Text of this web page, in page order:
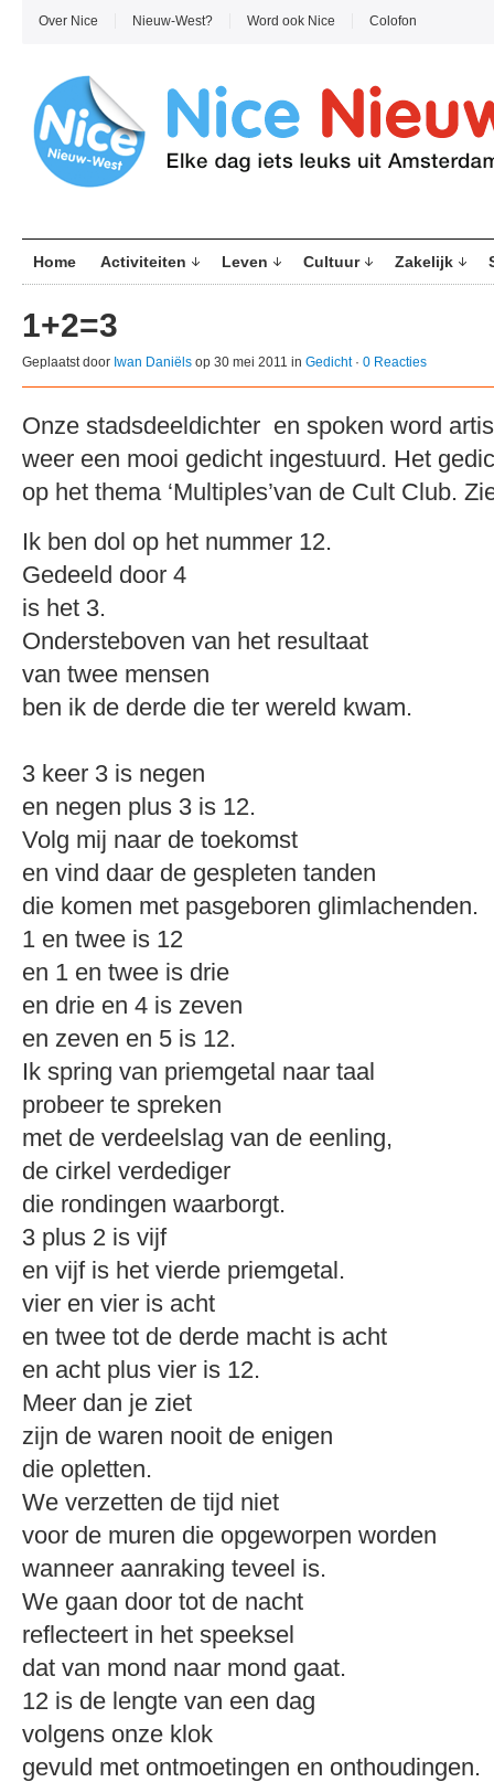
Over Nice Nieuw-West? Word ook Nice Colofon
Home Activiteiten Leven Cultuur Zakelijk
1+2=3
Geplaatst door Iwan Daniëls op 30 mei 2011 in Gedicht· 0 Reacties
Onze stadsdeeldichter en spoken word
weer een mooi gedicht ingestuurd. Het
op het thema ‘Multiples’van de Cult Club.
Ik ben dol op het nummer 12.
Gedeeld door 4
is het 3.
Ondersteboven van het resultaat
van twee mensen
ben ik de derde die ter wereld kwam.
3 keer 3 is negen
en negen plus 3 is 12.
Volg mij naar de toekomst
en vind daar de gespleten tanden
die komen met pasgeboren glimlachenden.
1 en twee is 12
en 1 en twee is drie
en drie en 4 is zeven
en zeven en 5 is 12.
Ik spring van priemgetal naar taal
probeer te spreken
met de verdeelslag van de eenling,
de cirkel verdediger
die rondingen waarborgt.
3 plus 2 is vijf
en vijf is het vierde priemgetal.
vier en vier is acht
en twee tot de derde macht is acht
en acht plus vier is 12.
Meer dan je ziet
zijn de waren nooit de enigen
die opletten.
We verzetten de tijd niet
voor de muren die opgeworpen worden
wanneer aanraking teveel is.
We gaan door tot de nacht
reflecteert in het speeksel
dat van mond naar mond gaat.
12 is de lengte van een dag
volgens onze klok
gevuld met ontmoetingen en onthoudingen.